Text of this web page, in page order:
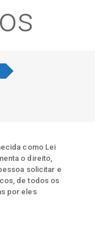
como Lei
o direito,
solicitar e
de todos os
por eles